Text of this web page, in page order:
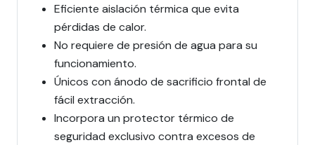
Eficiente aislación térmica que evita
pérdidas de calor.
No requiere de presión de agua para su
funcionamiento.
Únicos con ánodo de sacrificio frontal de
fácil extracción.
Incorpora un protector térmico de
seguridad exclusivo contra excesos de